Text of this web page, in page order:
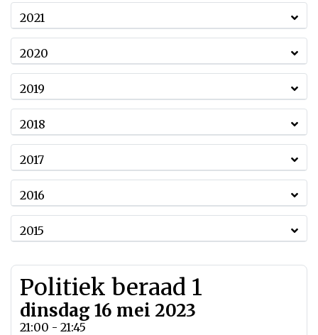
2021
2020
2019
2018
2017
2016
2015
Politiek beraad 1
dinsdag 16 mei 2023
21:00 - 21:45